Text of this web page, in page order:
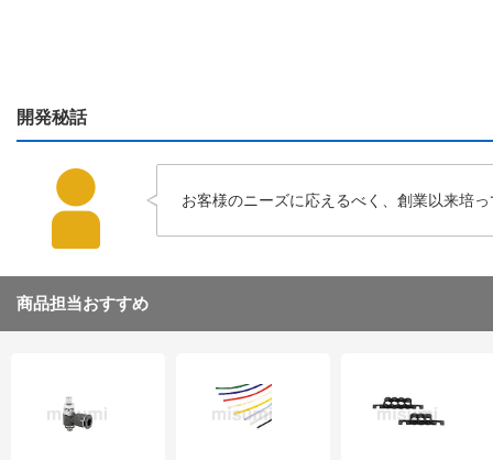
開発秘話
お客様のニーズに応えるべく、創業以来培
商品担当おすすめ